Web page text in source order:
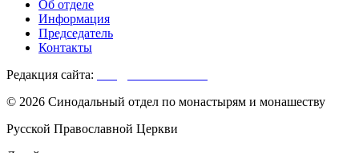
Об отделе
Информация
Председатель
Контакты
Редакция сайта:
© 2026 Синодальный отдел по монастырям и монашеству
Русской Православной Церкви